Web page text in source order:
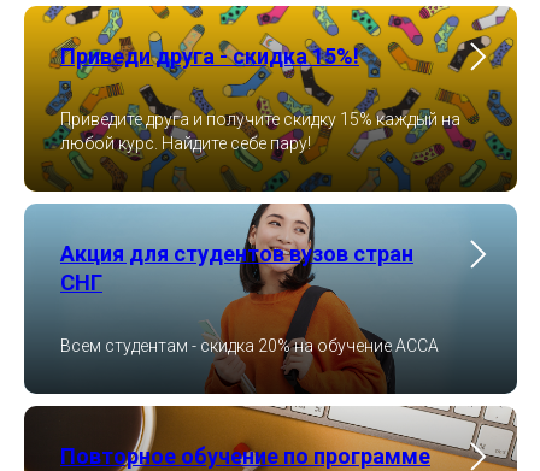
Приведи друга - скидка 15%!
Приведите друга и получите скидку 15% каждый на
любой курс. Найдите себе пару!
Акция для студентов вузов стран
СНГ
Всем студентам - скидка 20% на обучение ACCA
Повторное обучение по программе